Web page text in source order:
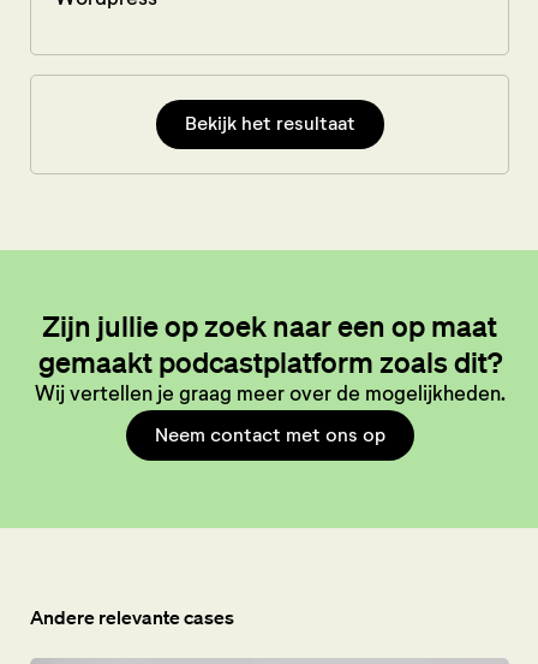
Bekijk het resultaat
Zijn jullie op zoek naar een op maat
gemaakt podcastplatform zoals dit?
Wij vertellen je graag meer over de mogelijkheden.
Neem contact met ons op
Andere relevante cases